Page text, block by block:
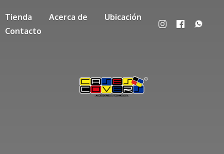
Tienda Acerca de
Ubicación
Contacto